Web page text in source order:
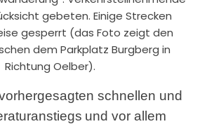
gebeten. Einige Strecken
gesperrt (das Foto zeigt den
dem Parkplatz Burgberg in
Richtung Oelber).
schnellen und
und vor allem